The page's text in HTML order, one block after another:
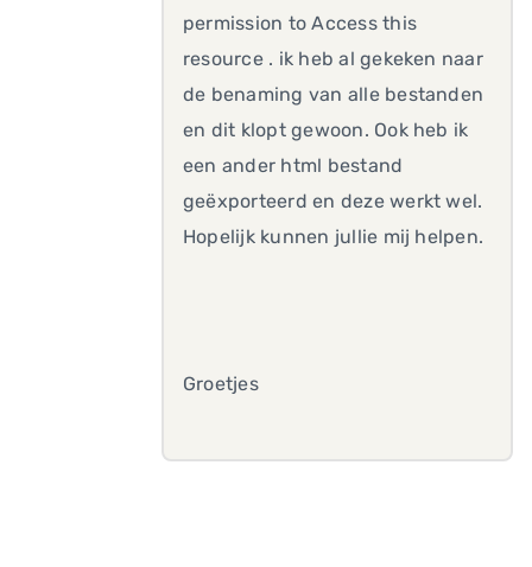
permission to Access this
resource . ik heb al gekeken naar
de benaming van alle bestanden
en dit klopt gewoon. Ook heb ik
een ander html bestand
geëxporteerd en deze werkt wel.
Hopelijk kunnen jullie mij helpen.
Groetjes